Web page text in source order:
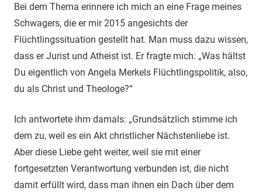
Bei dem Thema erinnere ich mich an eine Frage meines
Schwagers, die er mir 2015 angesichts der
Flüchtlingssituation gestellt hat. Man muss dazu wissen,
dass er Jurist und Atheist ist. Er fragte mich: „Was hältst
Du eigentlich von Angela Merkels Flüchtlingspolitik, also,
du als Christ und Theologe?“
Ich antwortete ihm damals: „Grundsätzlich stimme ich
dem zu, weil es ein Akt christlicher Nächstenliebe ist.
Aber diese Liebe geht weiter, weil sie mit einer
fortgesetzten Verantwortung verbunden ist, die nicht
damit erfüllt wird, dass man ihnen ein Dach über dem